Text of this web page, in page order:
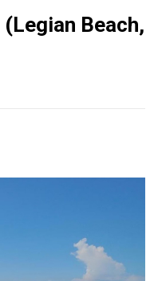
Beach,